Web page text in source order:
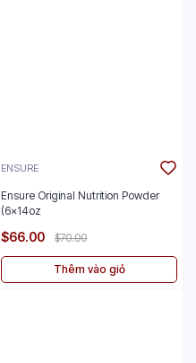
ENSURE
Ensure Original Nutrition Powder
(6x14oz
$66.00 $70.00
Thêm vào giỏ